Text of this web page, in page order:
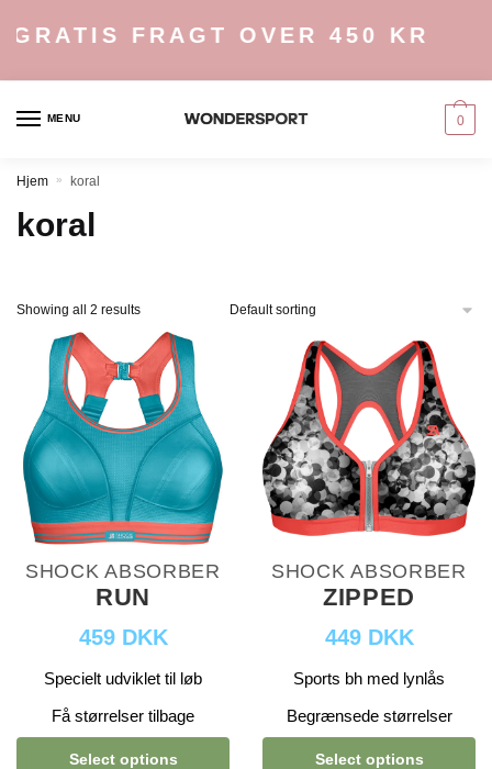
GRATIS FRAGT OVER 450 KR
MENU 0
Hjem » koral
koral
Showing all 2 results
SHOCK ABSORBER
RUN
459 DKK
Specielt udviklet til løb
Få størrelser tilbage
Select options
SHOCK ABSORBER
ZIPPED
449 DKK
Sports bh med lynlås
Begrænsede størrelser
Select options